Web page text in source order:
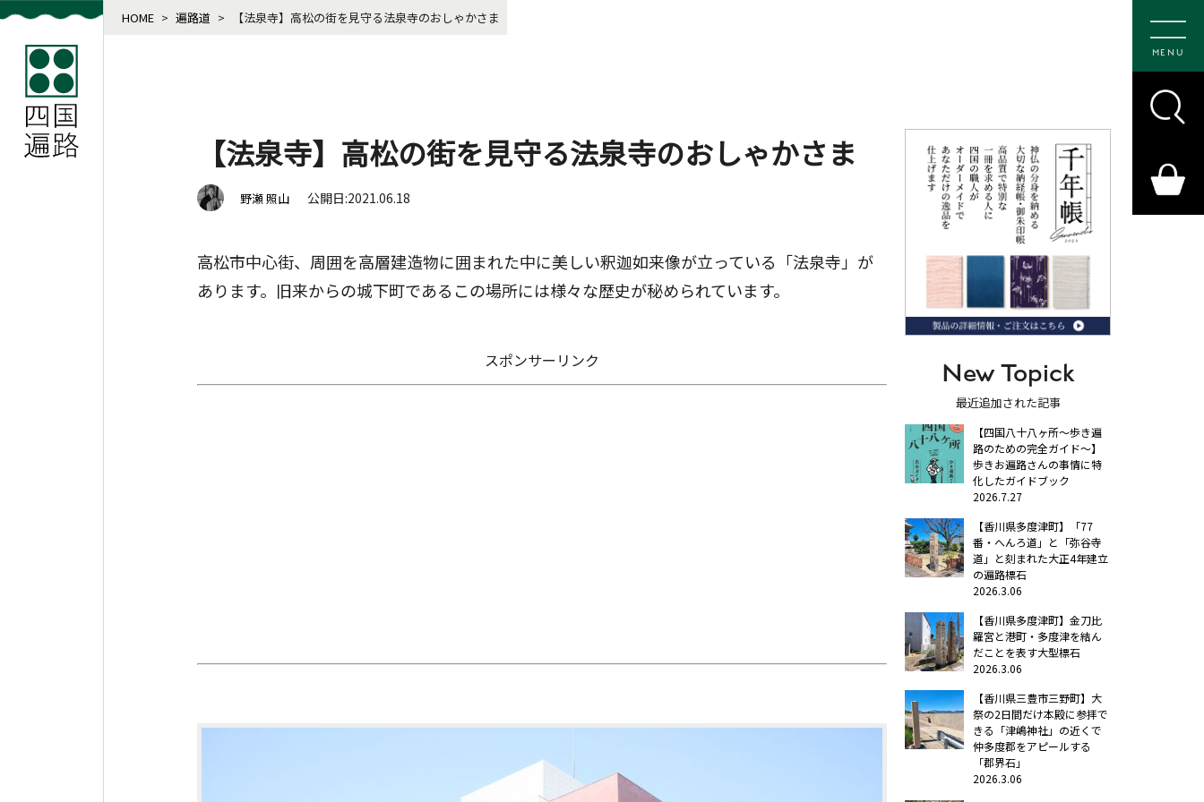
MENU
HOME > 遍路道 > 【法泉寺】高松の街を見守る法泉寺のおしゃかさま
【法泉寺】高松の街を見守る法泉寺のおしゃかさま
野瀬 照山 公開日:2021.06.18
高松市中心街、周囲を高層建造物に囲まれた中に美しい釈迦如来像が立っている「法泉寺」が
あります。旧来からの城下町であるこの場所には様々な歴史が秘められています。
スポンサーリンク New Topick
最近追加された記事
【四国八十八ヶ所～歩き遍
路のための完全ガイド～】
歩きお遍路さんの事情に特
化したガイドブック
2026.7.27
【香川県多度津町】「77
番・へんろ道」と「弥谷寺
道」と刻まれた大正4年建立
の遍路標石
2026.3.06
【香川県多度津町】金刀比
羅宮と港町・多度津を結ん
だことを表す大型標石
2026.3.06
【香川県三豊市三野町】大
祭の2日間だけ本殿に参拝で
きる「津嶋神社」の近くで
仲多度郡をアピールする
「郡界石」
2026.3.06